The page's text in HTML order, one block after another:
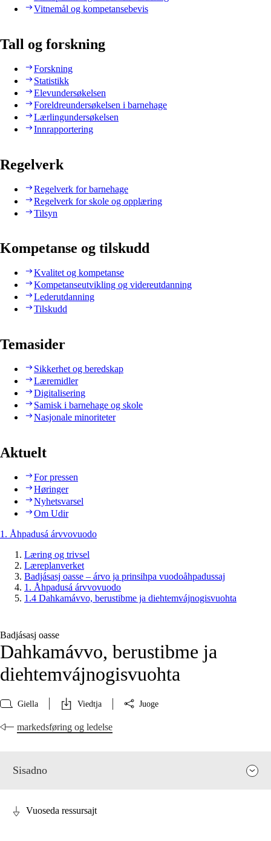
Vitnemål og kompetansebevis
Tall og forskning
Forskning
Statistikk
Elevundersøkelsen
Foreldreundersøkelsen i barnehage
Lærlingundersøkelsen
Innrapportering
Regelverk
Regelverk for barnehage
Regelverk for skole og opplæring
Tilsyn
Kompetanse og tilskudd
Kvalitet og kompetanse
Kompetanseutvikling og videreutdanning
Lederutdanning
Tilskudd
Temasider
Sikkerhet og beredskap
Læremidler
Digitalisering
Samisk i barnehage og skole
Nasjonale minoriteter
Aktuelt
For pressen
Høringer
Nyhetsvarsel
Om Udir
1. Åhpadusá árvvovuodo
Læring og trivsel
Læreplanverket
Badjásasj oasse – árvo ja prinsihpa vuodoåhpadussaj
1. Åhpadusá árvvovuodo
1.4 Dahkamávvo, berustibme ja diehtemvájnogisvuohta
Badjásasj oasse
Dahkamávvo, berustibme ja
diehtemvájnogisvuohta
Giella Viedtja Juoge
markedsføring og ledelse
Sisadno
Vuoseda ressursajt